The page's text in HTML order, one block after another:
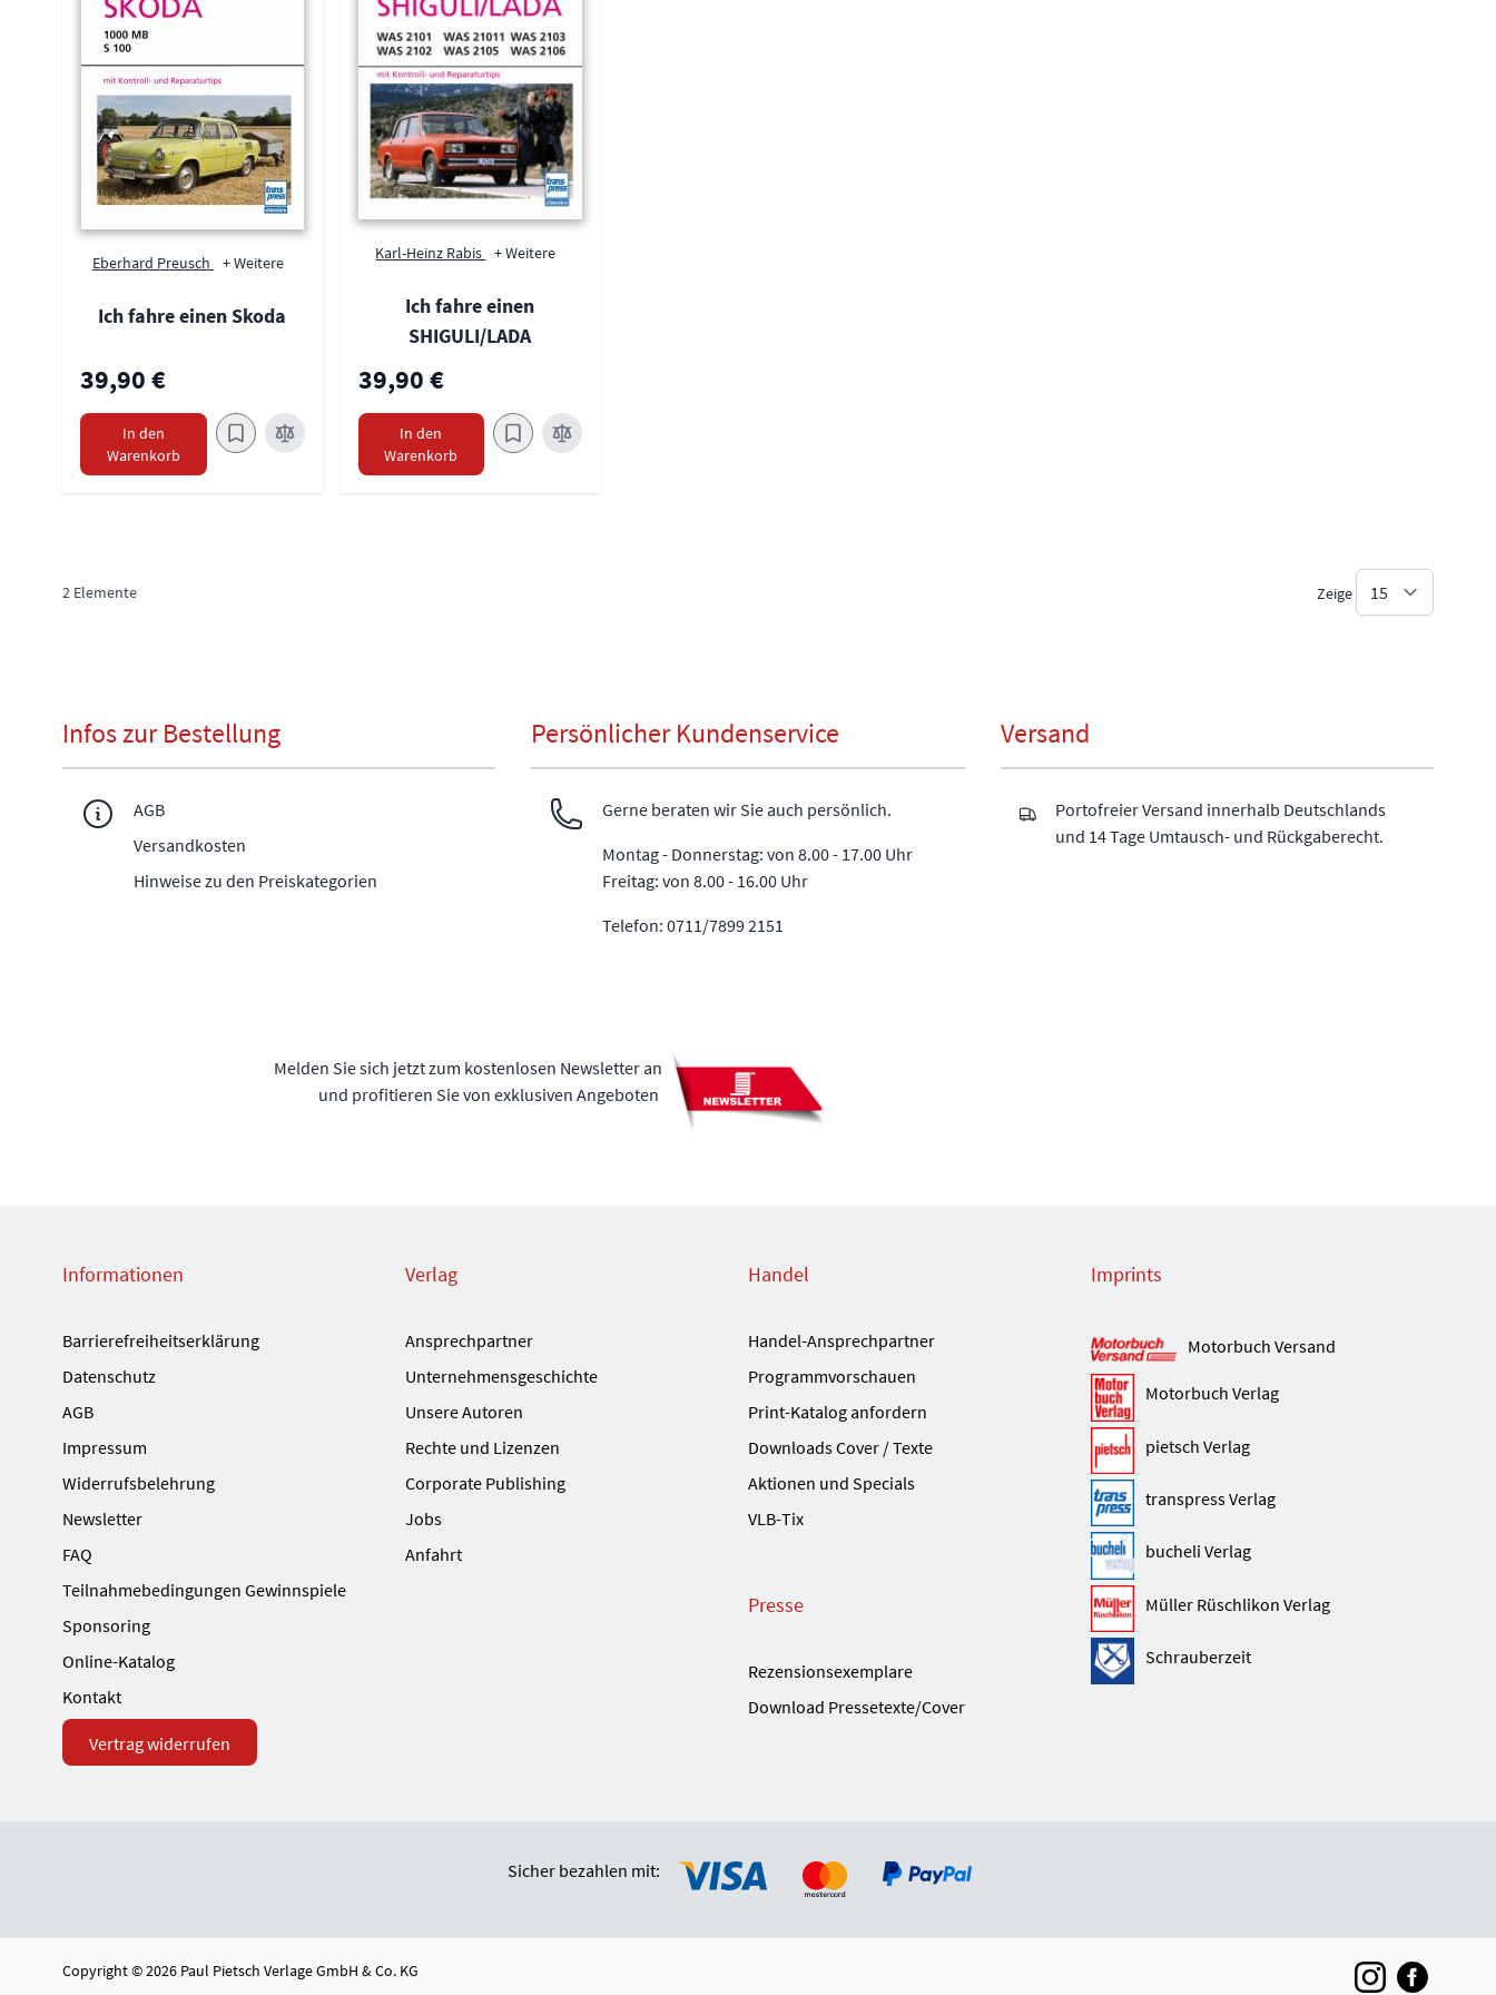
Eberhard Preusch + Weitere
Ich fahre einen Skoda
39,90 €
In den
Warenkorb
Karl-Heinz Rabis + Weitere
Ich fahre einen
SHIGULI/LADA
39,90 €
In den
Warenkorb
2 Elemente Zeige
Infos zur Bestellung
AGB
Versandkosten
Hinweise zu den Preiskategorien
Persönlicher Kundenservice
Gerne beraten wir Sie auch persönlich.
Montag - Donnerstag: von 8.00 - 17.00 Uhr
Freitag: von 8.00 - 16.00 Uhr
Telefon: 0711/7899 2151
Versand
Portofreier Versand innerhalb Deutschlands
und 14 Tage Umtausch- und Rückgaberecht.
Melden Sie sich jetzt zum kostenlosen Newsletter an
und profitieren Sie von exklusiven Angeboten
Informationen
Barrierefreiheitserklärung
Datenschutz
AGB
Impressum
Widerrufsbelehrung
Newsletter
FAQ
Teilnahmebedingungen Gewinnspiele
Sponsoring
Online-Katalog
Kontakt
Vertrag widerrufen
Verlag
Ansprechpartner
Unternehmensgeschichte
Unsere Autoren
Rechte und Lizenzen
Corporate Publishing
Jobs
Anfahrt
Handel
Handel-Ansprechpartner
Programmvorschauen
Print-Katalog anfordern
Downloads Cover / Texte
Aktionen und Specials
VLB-Tix
Presse
Rezensionsexemplare
Download Pressetexte/Cover
Imprints
Motorbuch Versand
Motorbuch Verlag
pietsch Verlag
transpress Verlag
bucheli Verlag
Müller Rüschlikon Verlag
Schrauberzeit
Sicher bezahlen mit:
Copyright © 2026 Paul Pietsch Verlage GmbH & Co. KG